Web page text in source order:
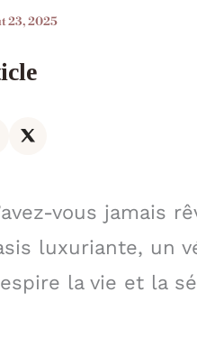
23, 2025
vous jamais
luxuriante, un
la vie et la